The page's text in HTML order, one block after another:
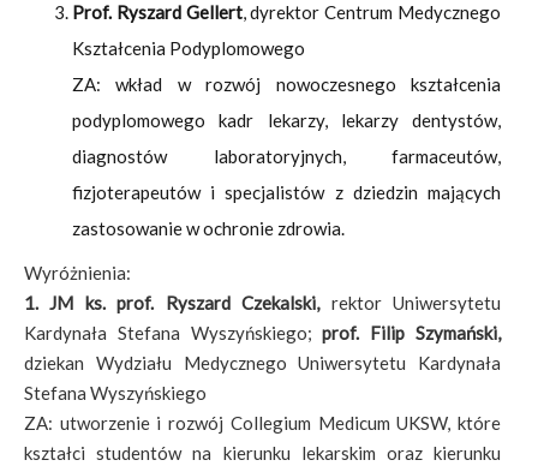
Prof. Ryszard Gellert, dyrektor Centrum Medycznego
Kształcenia Podyplomowego
ZA: wkład w rozwój nowoczesnego kształcenia
podyplomowego kadr lekarzy, lekarzy dentystów,
diagnostów laboratoryjnych, farmaceutów,
fizjoterapeutów i specjalistów z dziedzin mających
zastosowanie w ochronie zdrowia.
Wyróżnienia:
1. JM ks. prof. Ryszard Czekalski, rektor Uniwersytetu
Kardynała Stefana Wyszyńskiego;prof. Filip Szymański,
dziekan Wydziału Medycznego Uniwersytetu Kardynała
Stefana Wyszyńskiego
ZA: utworzenie i rozwój Collegium Medicum UKSW, które
kształci studentów na kierunku lekarskim oraz kierunku